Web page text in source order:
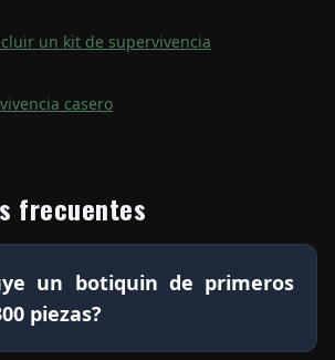
un kit de supervivencia
casero
frecuentes
un botiquin de primeros
piezas?